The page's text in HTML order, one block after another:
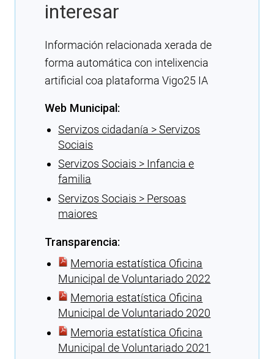
interesar
Información relacionada xerada de
forma automática con intelixencia
artificial coa plataforma Vigo25 IA
Web Municipal:
Servizos cidadanía > Servizos
Sociais
Servizos Sociais > Infancia e
familia
Servizos Sociais > Persoas
maiores
Transparencia:
Memoria estatística Oficina
Municipal de Voluntariado 2022
Memoria estatística Oficina
Municipal de Voluntariado 2020
Memoria estatística Oficina
Municipal de Voluntariado 2021